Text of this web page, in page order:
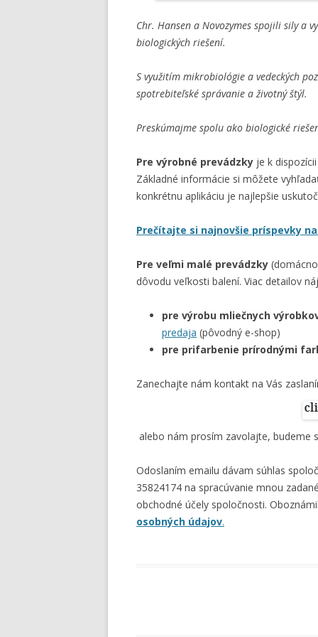
Chr. Hansen a Novozymes spojili sily a
biologických riešení.
S využitím mikrobiológie a vedeckých
spotrebiteľské správanie a životný štýl.
Preskúmajme spolu ako biologické
Pre výrobné prevádzky je k
Základné informácie si môžete
konkrétnu aplikáciu je najlepšie
Prečítajte si najnovšie príspevky
Pre veľmi malé prevádzky
dôvodu veľkosti balení. Viac detailov
pre výrobu mliečnych
predaja (pôvodný e-shop)
pre prifarbenie prírodnými
Zanechajte nám kontakt na Vás
alebo nám prosím zavolajte, budeme
Odoslaním emailu dávam súhlas
35824174 na spracúvanie mnou
obchodné účely spoločnosti.
osobných údajov.